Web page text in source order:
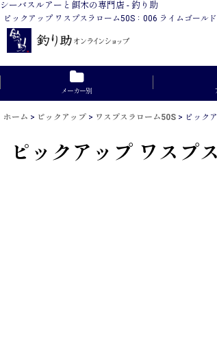
シーバスルアーと餌木の専門店 - 釣り助
ピックアップ ワスプスラローム50S：006 ライムゴール
メーカー別
ホーム > ピックアップ > ワスプスラローム50S > ピック
ピックアップ ワスプ